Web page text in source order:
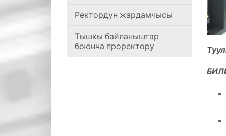
Ректордун жардамчысы
Тышкы байланыштар
боюнча проректору